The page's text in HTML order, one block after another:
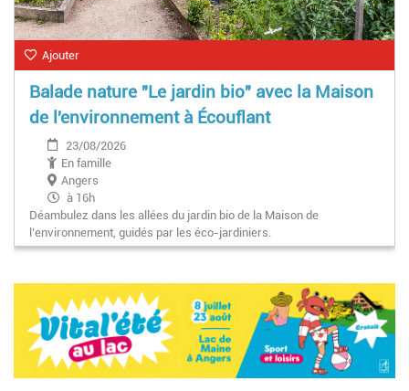
Ajouter
Balade nature "Le jardin bio" avec la Maison
de l'environnement à Écouflant
23/08/2026
En famille
Angers
à 16h
Déambulez dans les allées du jardin bio de la Maison de
l’environnement, guidés par les éco-jardiniers.